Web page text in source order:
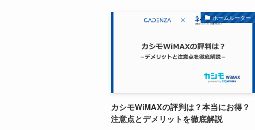
ホームルーター
カシモWiMAXの評判は？本当にお得？
注意点とデメリットを徹底解説